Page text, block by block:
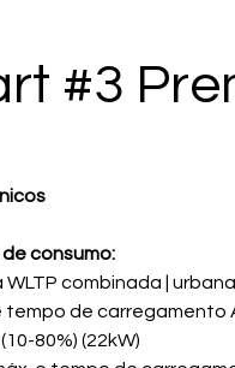
#3
consumo:
combinada | urbana
de carregamento
80%) (22kW)